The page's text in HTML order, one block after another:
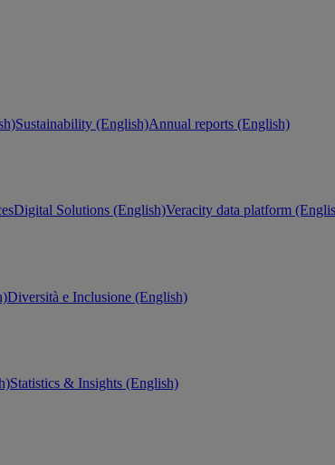
Sustainability (English)Annual reports (English)
Digital Solutions (English)Veracity data platform
Diversità e Inclusione (English)
Statistics & Insights (English)